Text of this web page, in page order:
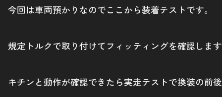
今回は車両預かりなのでここから装着テストです。
規定トルクで取り付けてフィッティングを確認しま
キチンと動作が確認できたら実走テストで換装の前